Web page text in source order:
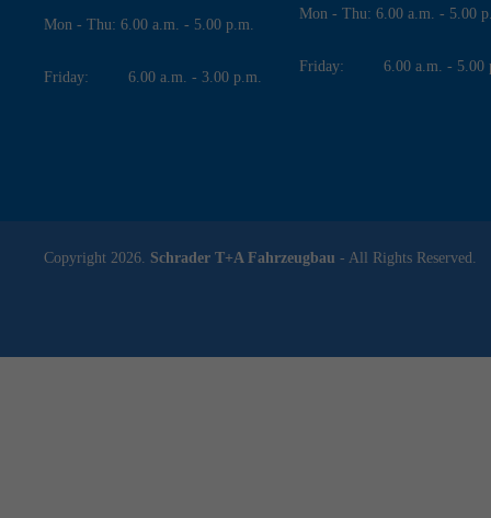
Mon - Thu: 6.00 a.m. - 5.00 p.m.
Friday: 6.00 a.m. - 3.00 p.m.
Mon - Thu: 6.00 a.m. - 5.00
Friday: 6.00 a.m. - 5.00
Copyright 2026. Schrader T+A Fahrzeugbau - All Rights Reserved.